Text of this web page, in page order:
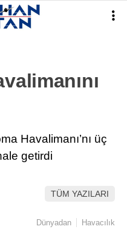
Havalimanı’nı üç
getirdi
TÜM YAZILARI
Dünyadan Havacılık